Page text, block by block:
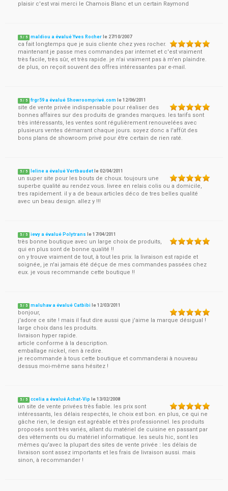
plaisir c'est vrai merci le Chamois Blanc et un certain Raymond
5 / 5 maldiou a évalué Yves Rocher le 27/10/2007
ca fait longtemps que je suis cliente chez yves rocher.
maintenant je passe mes commandes par internet et c'est vraiment
très facile, très sûr, et très rapide. je n'ai vraiment pas à m'en plaindre.
de plus, on reçoit souvent des offres intéressantes par e-mail.
5 / 5 frgr59 a évalué Showroomprivé.com le12/06/2011
site de vente privée indispensable pour réaliser des
bonnes affaires sur des produits de grandes marques. les tarifs sont
très intéressants, les ventes sont régulièrement renouvelées avec
plusieurs ventes démarrant chaque jours. soyez donc a l'affût des
bons plans de showroom privé pour être certain de rien raté.
5 / 5 leline a évalué Vertbaudet le02/04/2011
un super site pour les bouts de choux. toujours une
superbe qualité au rendez vous. livree en relais colis ou a domicile,
tres rapidement. il y a de beaux articles déco de tres belles qualité
avec un beau design. allez y !!!
5 / 5 ievy a évalué Polytrans le17/04/2011
très bonne boutique avec un large choix de produits,
qui en plus sont de bonne qualité !!
on y trouve vraiment de tout, à tout les prix. la livraison est rapide et
soignée, je n'ai jamais été déçue de mes commandes passées chez
eux. je vous recommande cette boutique !!
5 / 5 maluhav a évalué Catbibi le12/03/2011
bonjour,
j'adore ce site ! mais il faut dire aussi que j'aime la marque désigual !
large choix dans les produits.
livraison hyper rapide.
article conforme à la description.
emballage nickel, rien à redire.
je recommande à tous cette boutique et commanderai à nouveau
dessus moi-même sans hésitez !
5 / 5 ccelia a évalué Achat-Vip le13/02/2008
un site de vente privées très fiable. les prix sont
intéressants, les délais respectés, le choix est bon. en plus, ce qui ne
gâche rien, le design est agréable et très professionnel. les produits
proposés sont très variés, allant du matériel de cuisine en passant par
des vêtements ou du matériel informatique. les seuls hic, sont les
mêmes qu'avec la plupart des sites de vente privée : les délais de
livraison sont assez importants et les frais de livraison aussi. mais
sinon, à recommander !